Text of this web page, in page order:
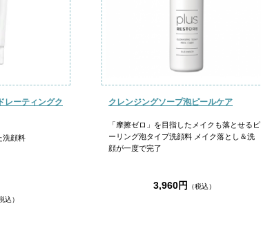
レーティングク
洗顔料
込）
クレンジングソープ泡ピールケア
「摩擦ゼロ」を目指したメイクも落とせるピ
ーリング泡タイプ洗顔料 メイク落とし＆洗
顔が一度で完了
3,960円 （税込）